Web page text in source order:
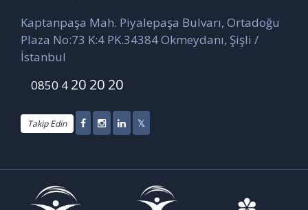
Kaptanpaşa Mah. Piyalepaşa Bulvarı, Ortadoğu
Plaza No:73 K:4 PK.34384 Okmeydanı, Şişli /
İstanbul
0850 4 20 20 20
Takip Edin